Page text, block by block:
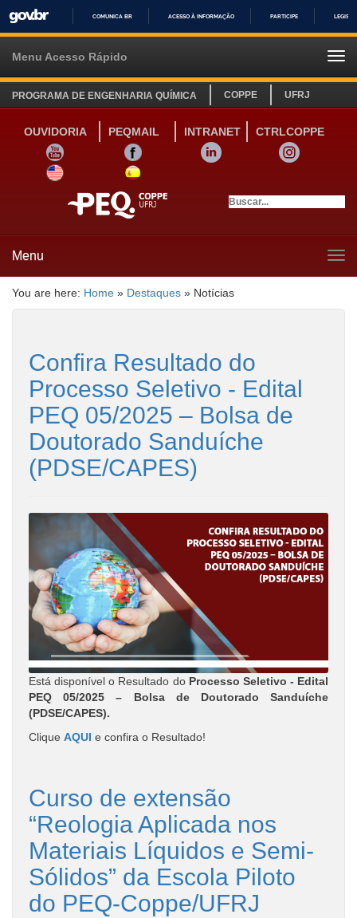
IR
COMUNICA BR ACESSO À INFORMAÇÃO PARTICIPE
Menu Acesso Rápido
PROGRAMA DE ENGENHARIA QUÍMICA COPPE UFRJ
OUVIDORIA PEQMAIL INTRANET
CTRLCOPPE
YOUTUBE
FACEBOOK LINKEDIN
INSTAGRAM
SITE INGLÊS
LINK SITE ESPANHOL
Menu
You are here: Home » Destaques » Notícias
Confira Resultado do
Processo Seletivo - Edital
PEQ 05/2025 – Bolsa de
Doutorado Sanduíche
(PDSE/CAPES)
Está disponível o Resultado do Processo Seletivo - Edital
PEQ 05/2025 – Bolsa de Doutorado Sanduíche
(PDSE/CAPES).
Clique AQUI e confira o Resultado!
Curso de extensão
“Reologia Aplicada nos
Materiais Líquidos e Semi-
Sólidos” da Escola Piloto
do PEQ-Coppe/UFRJ